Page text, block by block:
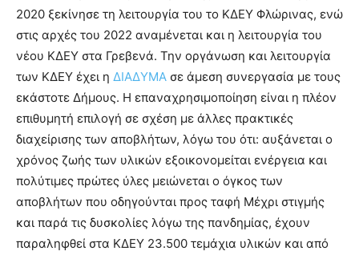
2020 ξεκίνησε τη λειτουργία του το ΚΔΕΥ Φλώρινας, ενώ
στις αρχές του 2022 αναμένεται και η λειτουργία του
νέου ΚΔΕΥ στα Γρεβενά. Την οργάνωση και λειτουργία
των ΚΔΕΥ έχει η ΔΙΑΔΥΜΑ σε άμεση συνεργασία με τους
εκάστοτε Δήμους. Η επαναχρησιμοποίηση είναι η πλέον
επιθυμητή επιλογή σε σχέση με άλλες πρακτικές
διαχείρισης των αποβλήτων, λόγω του ότι: αυξάνεται ο
χρόνος ζωής των υλικών εξοικονομείται ενέργεια και
πολύτιμες πρώτες ύλες μειώνεται ο όγκος των
αποβλήτων που οδηγούνται προς ταφή Μέχρι στιγμής
και παρά τις δυσκολίες λόγω της πανδημίας, έχουν
παραληφθεί στα ΚΔΕΥ 23.500 τεμάχια υλικών και από